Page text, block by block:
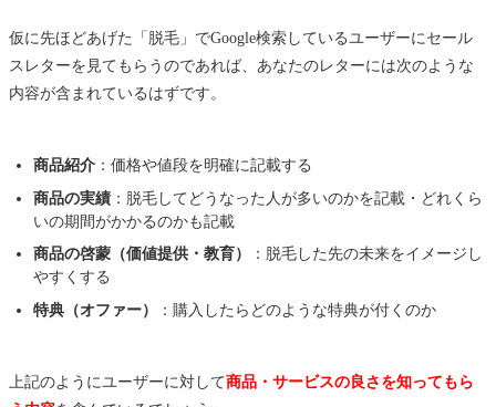
仮に先ほどあげた「脱毛」でGoogle検索しているユーザーにセール
スレターを見てもらうのであれば、あなたのレターには次のような
内容が含まれているはずです。
商品紹介：価格や値段を明確に記載する
商品の実績：脱毛してどうなった人が多いのかを記載・どれくら
いの期間がかかるのかも記載
商品の啓蒙（価値提供・教育）
：脱毛した先の未来をイメージし
やすくする
特典（オファー）
：購入したらどのような特典が付くのか
上記のようにユーザーに対して商品・サービスの良さを知ってもら